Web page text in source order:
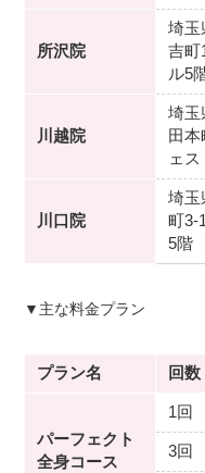
所沢院
埼玉
吉町
ル5
川越院
埼玉
田本
ェ
川口院
埼玉
町3-
5階
▼主な料金プラン
プラン名 回数
パーフェクト
全身コース
1回
3回